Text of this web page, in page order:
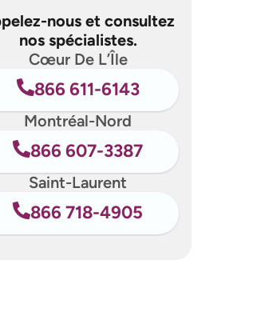
nous et consultez
nos spécialistes.
Cœur De L’Île
866 611-6143
Montréal-Nord
866 607-3387
Saint-Laurent
866 718-4905